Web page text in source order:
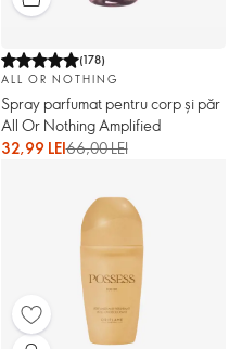
(178)
ALL OR NOTHING
Spray parfumat pentru corp și păr
All Or Nothing Amplified
32,99 LEI66,00 LEI